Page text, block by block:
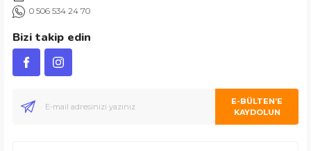
0 506 534 24 70
Bizi takip edin
E-BÜLTEN’E
KAYDOLUN